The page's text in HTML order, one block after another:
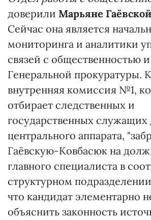
доверили Марьяне
Сейчас она является
мониторинга и аналитики
связей с общественностью
Генеральной прокуратуры.
внутренняя комиссия №1,
отбирает следственных и
государственных служащих
центрального аппарата,
Гаёвскую-Ковбасюк на
главного специалиста в
структурном
что кандидат элементарно
объяснить законность